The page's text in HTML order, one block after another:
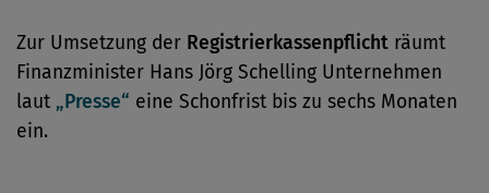
Zur Umsetzung der Registrierkassenpflicht räumt
Finanzminister Hans Jörg Schelling Unternehmen
laut „Presse“ eine Schonfrist bis zu sechs Monaten
ein.